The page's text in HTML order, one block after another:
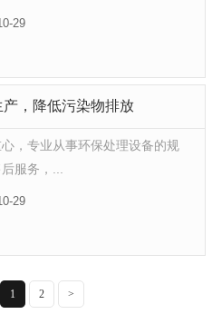
29
，降低污染物排放
，专业从事环保处理设备的规
服务，...
29
1 2 >